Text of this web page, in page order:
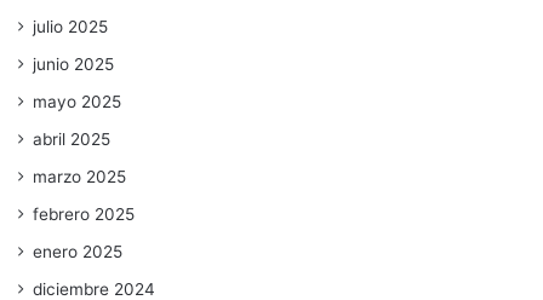
julio 2025
junio 2025
mayo 2025
abril 2025
marzo 2025
febrero 2025
enero 2025
diciembre 2024